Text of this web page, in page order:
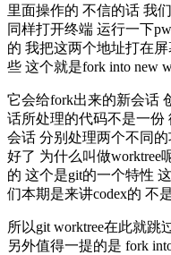
里面操作的 不信的话 我
同样打开终端 运行一下
的 我把这两个地址打在
些 这个就是fork into new
它会给fork出来的新会话
话所处理的代码不是一份
会话 分别处理两个不同
好了 为什么叫做worktree
的 这个是git的一个特性
们本期是来讲codex的 不
所以git worktree在此就
另外值得一提的是 fork